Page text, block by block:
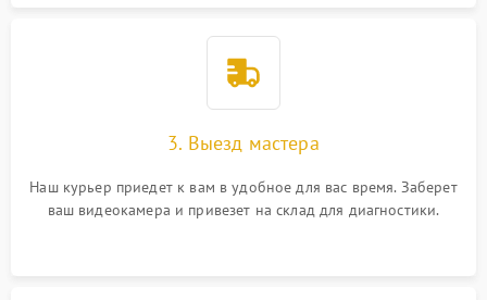
3. Выезд мастера
Наш курьер приедет к вам в удобное для вас время. Заберет
ваш видеокамера и привезет на склад для диагностики.